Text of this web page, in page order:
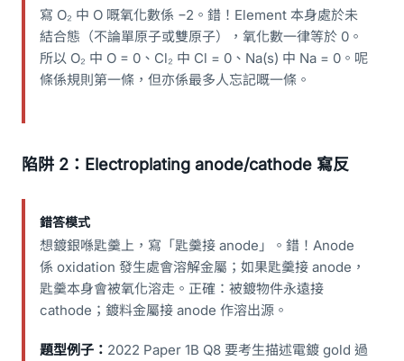
寫 O₂ 中 O 嘅氧化數係 −2。錯！Element 本身處於未
結合態（不論單原子或雙原子），氧化數一律等於 0。
所以 O₂ 中 O = 0、Cl₂ 中 Cl = 0、Na(s) 中 Na = 0。呢
條係規則第一條，但亦係最多人忘記嘅一條。
陷阱 2：Electroplating anode/cathode 寫反
錯答模式
想鍍銀喺匙羹上，寫「匙羹接 anode」。錯！Anode
係 oxidation 發生處會溶解金屬；如果匙羹接 anode，
匙羹本身會被氧化溶走。正確：被鍍物件永遠接
cathode；鍍料金屬接 anode 作溶出源。
題型例子： 2022 Paper 1B Q8 要考生描述電鍍 gold 過